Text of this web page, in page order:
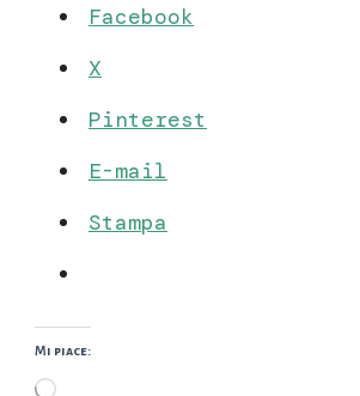
Facebook
X
Pinterest
E-mail
Stampa
Mi piace:
Caricamento